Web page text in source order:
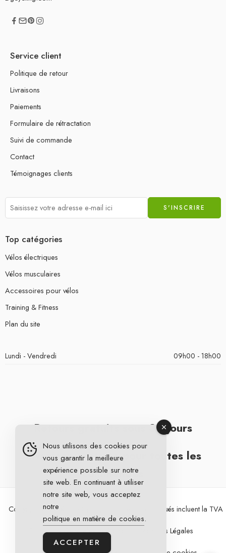
Service client
Politique de retour
Livraisons
Paiements
Formulaire de rétractation
Suivi de commande
Contact
Témoignages clients
Top catégories
Vélos électriques
Vélos musculaires
Accessoires pour vélos
Training & Fitness
Plan du site
Lundi - Vendredi 09h00 - 18h00
Retours gratuits sous 30 jours
Livraison gratuite pour toutes les
commandes
Copyright 2026 © DG Cycling. Tous les prix indiqués incluent la TVA
Conditions Générales de Vente Mentions Légales
Nous utilisons des cookies pour
vous garantir la meilleure
expérience possible sur notre
site web. En continuant à utiliser
notre site web, vous acceptez
notre
politique en matière de cookies.
ACCEPTER